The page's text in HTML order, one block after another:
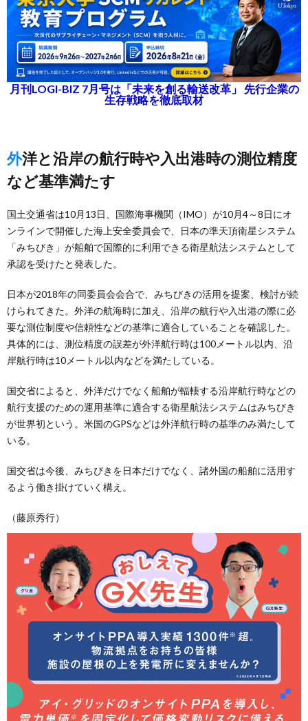
月刊LOGI-BIZ 7月号は「未来を創る輸送改革」 先行企業の
生存戦略を徹底取材
外洋と沿岸の航行時や入出港時の測位精度
など基準満たす
国土交通省は10月13日、国際海事機関（IMO）が10月4～8日にオ
ンラインで開催した海上安全委員会で、日本の準天頂衛星システム
「みちびき」が船舶で国際的に利用できる衛星航法システムとして
承認を受けたと発表した。
日本が2018年の同委員会会合で、みちびきの活用を提案、検討が続
けられてきた。外洋の航海時に加え、沿岸の航行や入出港の際に必
要な測位制度や信頼性などの基準に適合していることを確認した。
具体的には、測位精度の誤差が外洋航行時は100メートル以内、沿
岸航行時は10メートル以内などを満たしている。
国交省によると、外洋だけでなく船舶が輻輳する沿岸航行時などの
航行支援のための運用基準に適合する衛星航法システムはみちびき
が世界初という。米国のGPSなどは外洋航行時の基準のみ満たして
いる。
国交省は今後、みちびきを日本だけでなく、諸外国の船舶に活用す
るよう働き掛けていく構え。
（藤原秀行）